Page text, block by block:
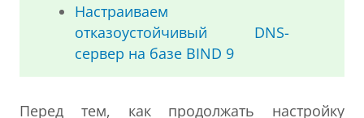
Настраиваем
отказоустойчивый DNS-
сервер на базе BIND 9
Перед тем, как продолжать настройку